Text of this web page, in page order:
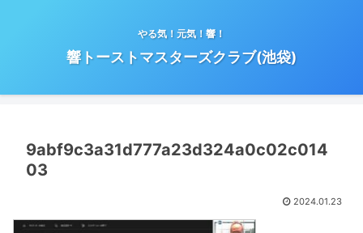
やる気！元気！響！
響トーストマスターズクラブ(池袋)
9abf9c3a31d777a23d324a0c02c014
03
2024.01.23